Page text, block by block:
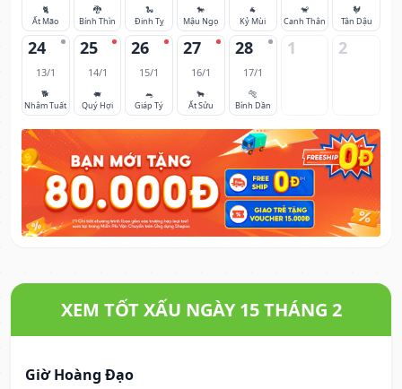
🐈
Ất Mão
🐉
Bính Thìn
🐍
Đinh Tỵ
🐎
Mậu Ngọ
🐐
Kỷ Mùi
🐒
Canh Thân
🐓
Tân Dậu
24
13/1
🐕
Nhâm Tuất
25
14/1
🐖
Quý Hợi
26
15/1
🐀
Giáp Tý
27
16/1
🐂
Ất Sửu
28
17/1
🐅
Bính Dần
1 2
XEM TỐT XẤU NGÀY 15 THÁNG 2
Giờ Hoàng Đạo